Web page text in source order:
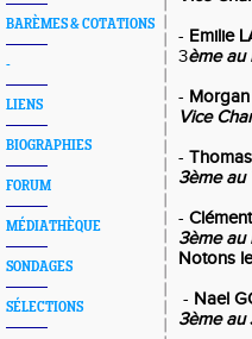
BARÈMES & COTATIONS
-
LIENS
BIOGRAPHIES
FORUM
MÉDIATHÈQUE
SONDAGES
SÉLECTIONS
- Emilie
3ème au
-
Vice
-
3ème au
-
3ème au
Notons
- Nael
3ème au